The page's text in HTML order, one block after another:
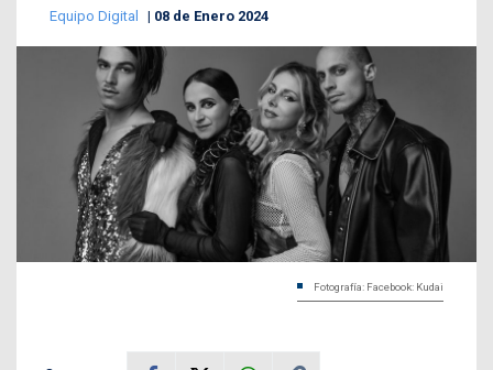
Equipo Digital 08 de Enero 2024
Fotografía: Facebook: Kudai